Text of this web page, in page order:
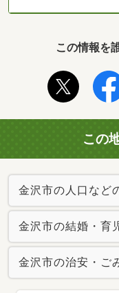
この情報を
この
金沢市の人口など
金沢市の結婚・育
金沢市の治安・ご